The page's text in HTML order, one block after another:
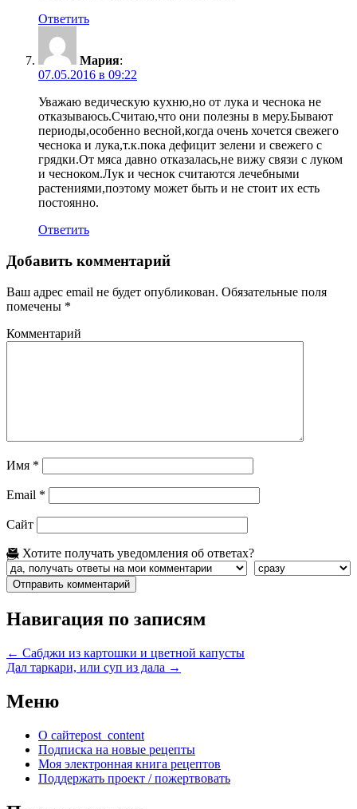
Ответить
Мария:
07.05.2016 в 09:22
Уважаю ведическую кухню,но от лука и чеснока не
отказываюсь.Считаю,что они полезны в меру.Бывают
периоды,особенно весной,когда очень хочется свежего
чеснока и лука,т.к.пока дефицит зелени и свежего с
грядки.От мяса давно отказалась,не вижу связи с луком
и чесноком.Лук и чеснок считаются лечебными
растениями,поэтому может быть и не стоит их есть
постоянно.
Ответить
Добавить комментарий
Ваш адрес email не будет опубликован. Обязательные поля
помечены *
Комментарий
Имя *
Email *
Сайт
Хотите получать уведомления об ответах?
Навигация по записям
← Сабджи из картошки и цветной капусты
Дал таркари, или суп из дала →
Меню
О сайтеpost_content
Подписка на новые рецепты
Моя электронная книга рецептов
Поддержать проект / пожертвовать